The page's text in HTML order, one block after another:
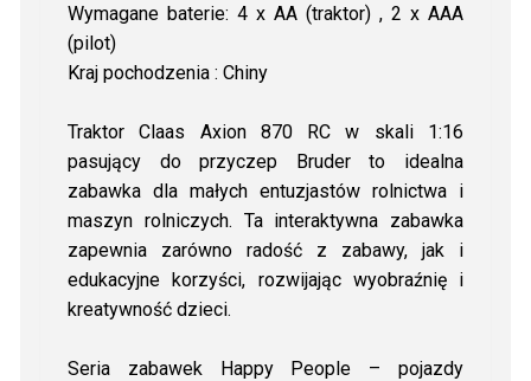
Wymagane baterie: 4 x AA (traktor) , 2 x AAA
(pilot)
Kraj pochodzenia : Chiny
Traktor Claas Axion 870 RC w skali 1:16
pasujący do przyczep Bruder to idealna
zabawka dla małych entuzjastów rolnictwa i
maszyn rolniczych. Ta interaktywna zabawka
zapewnia zarówno radość z zabawy, jak i
edukacyjne korzyści, rozwijając wyobraźnię i
kreatywność dzieci.
Seria zabawek Happy People – pojazdy